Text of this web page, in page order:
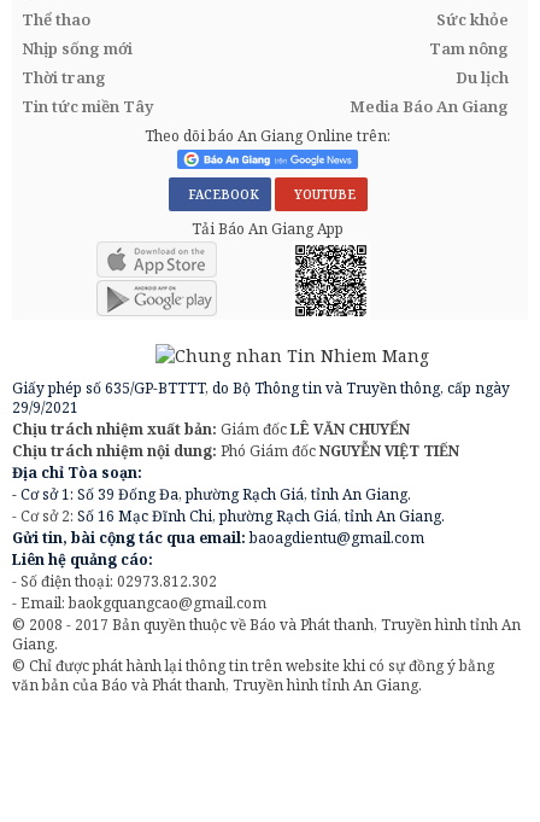
Thể thao
Sức khỏe
Nhịp sống mới
Tam nông
Thời trang
Du lịch
Tin tức miền Tây
Media Báo An Giang
Theo dõi báo An Giang Online trên:
FACEBOOK YOUTUBE
Tải Báo An Giang App
Giấy phép số 635/GP-BTTTT, do Bộ Thông tin và Truyền thông, cấp ngày
29/9/2021
Chịu trách nhiệm xuất bản: Giám đốcLÊ VĂN CHUYỂN
Chịu trách nhiệm nội dung: Phó Giám đốcNGUYỄN VIỆT TIẾN
Địa chỉ Tòa soạn:
- Cơ sở 1: Số 39 Đống Đa, phường Rạch Giá, tỉnh An Giang.
- Cơ sở 2: Số 16 Mạc Đĩnh Chi, phường Rạch Giá, tỉnh An Giang.
Gửi tin, bài cộng tác qua email:baoagdientu@gmail.com
Liên hệ quảng cáo:
- Số điện thoại: 02973.812.302
- Email:baokgquangcao@gmail.com
© 2008 - 2017 Bản quyền thuộc về Báo và Phát thanh, Truyền hình tỉnh An
Giang.
© Chỉ được phát hành lại thông tin trên website khi có sự đồng ý bằng
văn bản của Báo và Phát thanh, Truyền hình tỉnh An Giang.